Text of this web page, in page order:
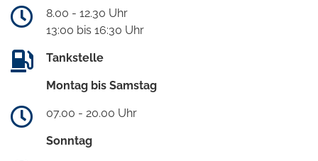
8.00 - 12.30 Uhr
13:00 bis 16:30 Uhr
Tankstelle
Montag bis Samstag
07.00 - 20.00 Uhr
Sonntag